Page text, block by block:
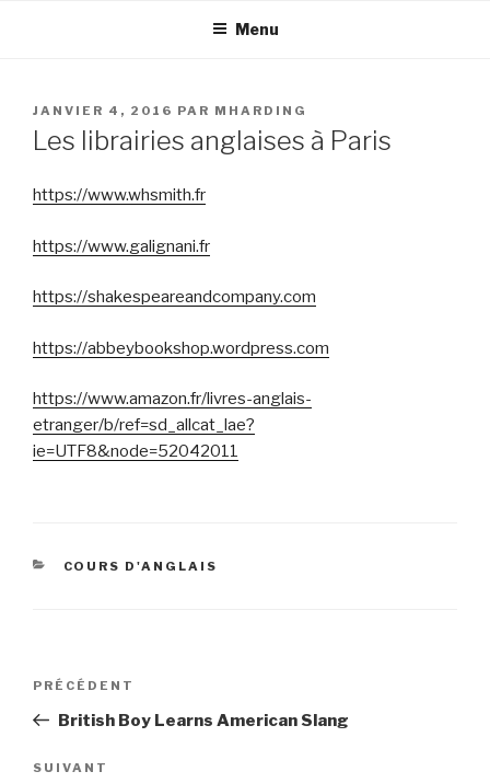
Menu
PUBLIÉ
LE
JANVIER 4, 2016 PAR MHARDING
Les librairies anglaises à Paris
https://www.whsmith.fr
https://www.galignani.fr
https://shakespeareandcompany.com
https://abbeybookshop.wordpress.com
https://www.amazon.fr/livres-anglais-
etranger/b/ref=sd_allcat_lae?
ie=UTF8&node=52042011
CATÉGORIES
COURS D'ANGLAIS
Navigation
l’article
Article
précédent
PRÉCÉDENT
British Boy Learns American Slang
Article
SUIVANT